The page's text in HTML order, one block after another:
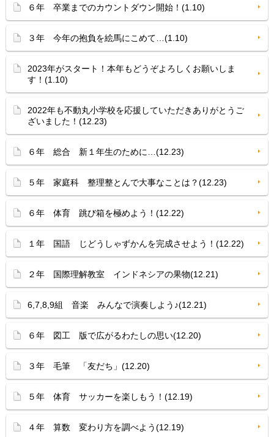
６年 卒業までのカウントダウン開始！(1.10)
３年 今年の抱負を絵馬にこめて…(1.10)
2023年がスタート！本年もどうぞよろしくお願いしま
す！(1.10)
2022年も不動丸小学校を応援していただきありがとうご
ざいました！(12.23)
６年 総合 新１年生のために…(12.23)
５年 家庭科 整理整とんで大事なことは？(12.23)
６年 体育 跳び箱を極めよう！(12.22)
１年 国語 じどうしゃずかんを完成させよう！(12.22)
２年 国際理解教室 インドネシアの果物(12.21)
6,7,8,9組 音楽 みんなで演奏しよう♪(12.21)
６年 図工 版で広がるわたしの思い(12.20)
３年 毛筆 「友だち」(12.20)
５年 体育 サッカーを楽しもう！(12.19)
４年 算数 変わり方を調べよう(12.19)